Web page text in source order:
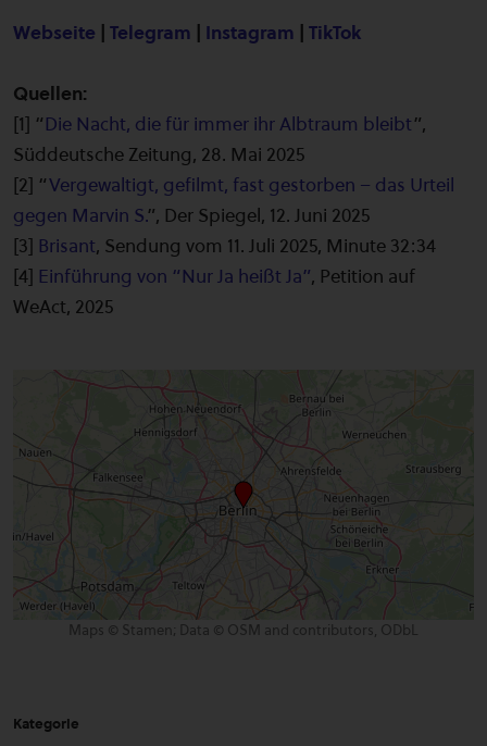
Webseite Telegram Instagram TikTok
Quellen:
[1] “Die Nacht, die für immer ihr Albtraum bleibt”,
Süddeutsche Zeitung, 28. Mai 2025
[2] “Vergewaltigt, gefilmt, fast gestorben – das Urteil
gegen Marvin S.”, Der Spiegel, 12. Juni 2025
[3] Brisant, Sendung vom 11. Juli 2025, Minute 32:34
[4] Einführung von “Nur Ja heißt Ja”, Petition auf
WeAct, 2025
Maps © Stamen; Data © OSM and contributors, ODbL
Kategorie